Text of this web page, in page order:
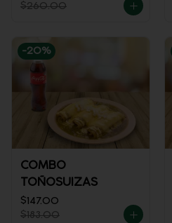
$260.00
-20%
COMBO
TOÑOSUIZAS
$147.00
$183.00